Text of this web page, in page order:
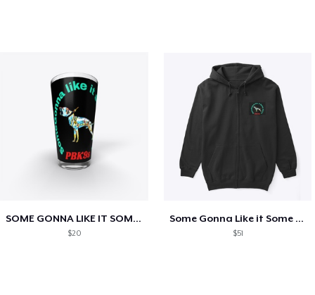
SOME GONNA LIKE IT SOME AINT!
$20
Some Gonna Like it Some Ain’t!
$51